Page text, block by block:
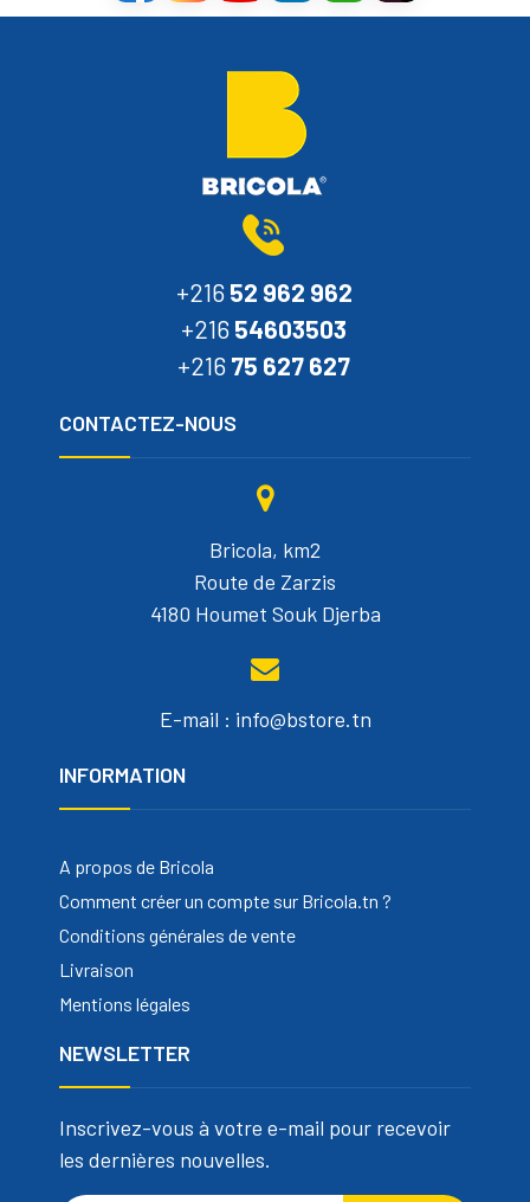
+216 52 962 962
+216 54603503
+216 75 627 627
CONTACTEZ-NOUS
Bricola, km2
Route de Zarzis
4180 Houmet Souk Djerba
E-mail : info@bstore.tn
INFORMATION
A propos de Bricola
Comment créer un compte sur Bricola.tn ?
Conditions générales de vente
Livraison
Mentions légales
NEWSLETTER
Inscrivez-vous à votre e-mail pour recevoir
les dernières nouvelles.